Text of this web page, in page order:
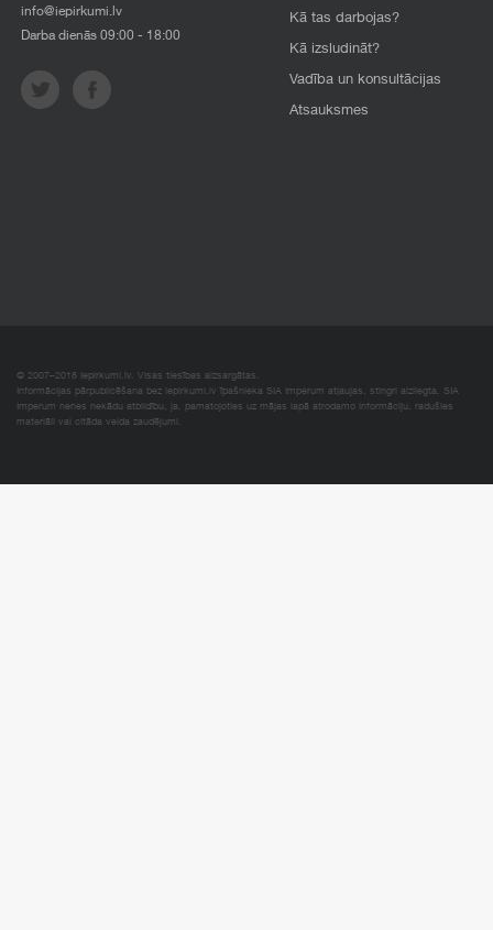
info@iepirkumi.lv
Darba dienās 09:00 - 18:00
Kā tas darbojas?
Kā izsludināt?
Vadība un konsultācijas
Atsauksmes
© 2007–2018 Iepirkumi.lv. Visas tiesības aizsargātas.
Informācijas pārpublicēšana bez iepirkumi.lv īpašnieka SIA Imperum atļaujas, stingri aizliegta. SIA
Imperum nenes nekādu atbildību, ja, pamatojoties uz mājas lapā atrodamo informāciju, radušies
materiāli vai citāda veida zaudējumi.